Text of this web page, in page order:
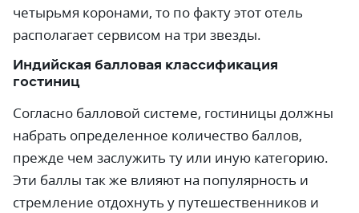
четырьмя коронами, то по факту этот отель
располагает сервисом на три звезды.
Индийская балловая классификация
гостиниц
Согласно балловой системе, гостиницы должны
набрать определенное количество баллов,
прежде чем заслужить ту или иную категорию.
Эти баллы так же влияют на популярность и
стремление отдохнуть у путешественников и